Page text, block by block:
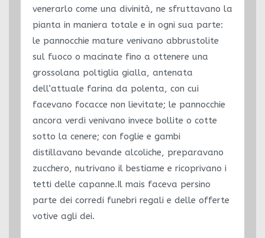
venerarlo come una divinità, ne sfruttavano la
pianta in maniera totale e in ogni sua parte:
le pannocchie mature venivano abbrustolite
sul fuoco o macinate fino a ottenere una
grossolana poltiglia gialla, antenata
dell’attuale farina da polenta, con cui
facevano focacce non lievitate; le pannocchie
ancora verdi venivano invece bollite o cotte
sotto la cenere; con foglie e gambi
distillavano bevande alcoliche, preparavano
zucchero, nutrivano il bestiame e ricoprivano i
tetti delle capanne.Il mais faceva persino
parte dei corredi funebri regali e delle offerte
votive agli dei.